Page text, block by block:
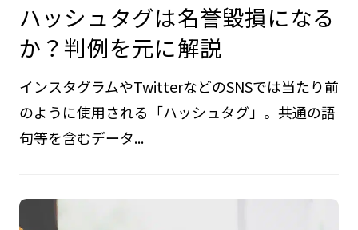
ハッシュタグは名誉毀損になる
か？判例を元に解説
インスタグラムやTwitterなどのSNSでは当たり前
のように使用される「ハッシュタグ」。共通の語
句等を含むデータ...